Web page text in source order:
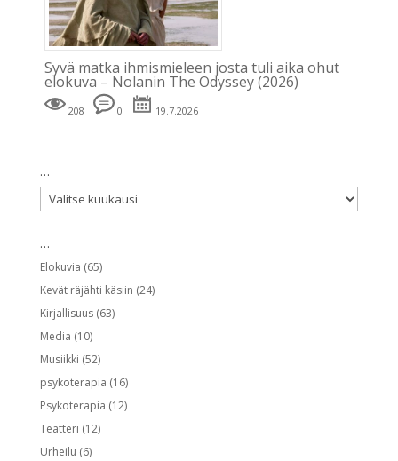
Syvä matka ihmismieleen josta tuli aika ohut
elokuva – Nolanin The Odyssey (2026)
208 0 19.7.2026
…
…
Elokuvia (65)
Kevät räjähti käsiin (24)
Kirjallisuus(63)
Media (10)
Musiikki (52)
psykoterapia (16)
Psykoterapia (12)
Teatteri (12)
Urheilu (6)